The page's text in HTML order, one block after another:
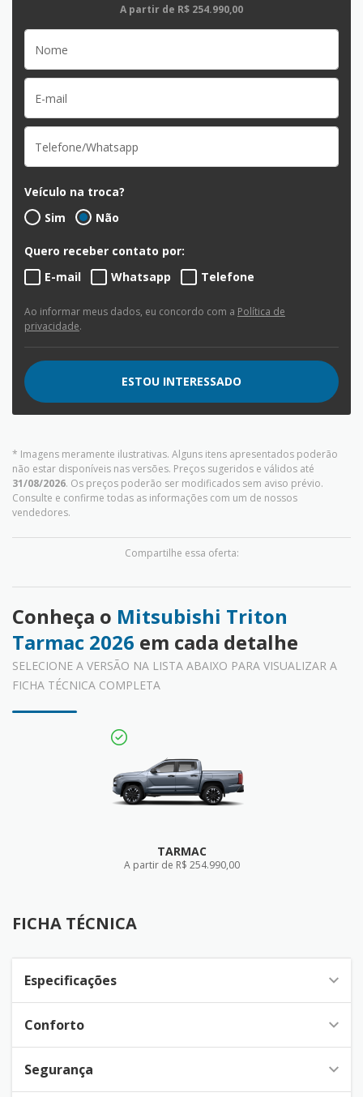
* Imagens meramente ilustrativas. Alguns itens apresentados poderão
não estar disponíveis nas versões. Preços sugeridos e válidos até
31/08/2026. Os preços poderão ser modificados sem aviso prévio.
Consulte e confirme todas as informações com um de nossos
vendedores.
Compartilhe essa oferta:
A partir de R$ 254.990,00
Veículo na troca?
Sim
Não
Quero receber contato por:
E-mail
Whatsapp Telefone
Ao informar meus dados, eu concordo com a Política de
privacidade.
ESTOU INTERESSADO
Conheça o Mitsubishi Triton
Tarmac 2026 em cada detalhe
SELECIONE A VERSÃO NA LISTA ABAIXO PARA VISUALIZAR A
FICHA TÉCNICA COMPLETA
TARMAC
A partir de R$ 254.990,00
FICHA TÉCNICA
Especificações
Conforto
Segurança